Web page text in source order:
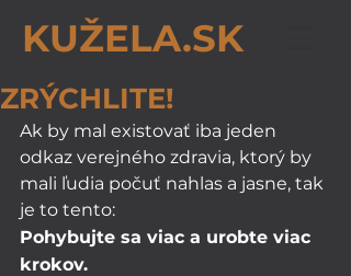
KUŽELA.SK
ZRÝCHLITE!
Ak by mal existovať iba jeden
odkaz verejného zdravia, ktorý by
mali ľudia počuť nahlas a jasne, tak
je to tento:
Pohybujte sa viac a urobte viac
krokov.